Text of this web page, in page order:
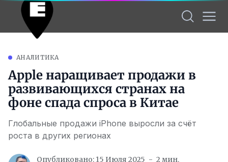
АНАЛИТИКА
Apple наращивает продажи в
развивающихся странах на
фоне спада спроса в Китае
Глобальные продажи iPhone выросли за счёт
роста в других регионах
Опубликовано: 15 Июля 2025
2 мин.